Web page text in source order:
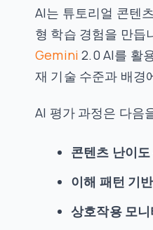
AI는 튜토리얼 콘텐
형 학습 경험을 만듭
Gemini 2.0 AI를 활
재 기술 수준과 배경
AI 평가 과정은 다음
콘텐츠 난이도
이해 패턴 기
상호작용 모